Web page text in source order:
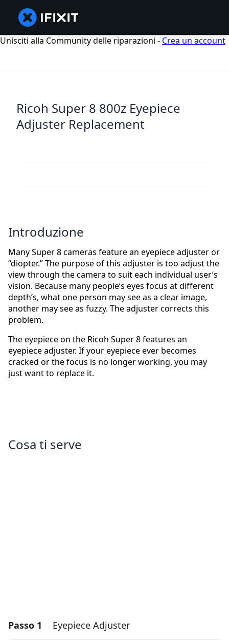
Unisciti alla Community delle riparazioni - Crea un account
Ricoh Super 8 800z Eyepiece
Adjuster Replacement
Introduzione
Many Super 8 cameras feature an eyepiece adjuster or
“diopter.” The purpose of this adjuster is too adjust the
view through the camera to suit each individual user’s
vision. Because many people’s eyes focus at different
depth’s, what one person may see as a clear image,
another may see as fuzzy. The adjuster corrects this
problem.
The eyepiece on the Ricoh Super 8 features an
eyepiece adjuster. If your eyepiece ever becomes
cracked or the focus is no longer working, you may
just want to replace it.
Cosa ti serve
Passo 1 Eyepiece Adjuster